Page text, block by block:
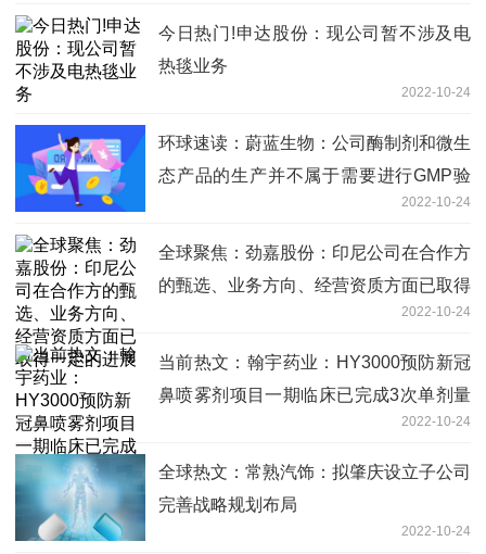
今日热门!申达股份：现公司暂不涉及电
热毯业务
2022-10-24
环球速读：蔚蓝生物：公司酶制剂和微生
态产品的生产并不属于需要进行GMP验
2022-10-24
全球聚焦：劲嘉股份：印尼公司在合作方
的甄选、业务方向、经营资质方面已取得
2022-10-24
当前热文：翰宇药业：HY3000预防新冠
鼻喷雾剂项目一期临床已完成3次单剂量
2022-10-24
全球热文：常熟汽饰：拟肇庆设立子公司
完善战略规划布局
2022-10-24